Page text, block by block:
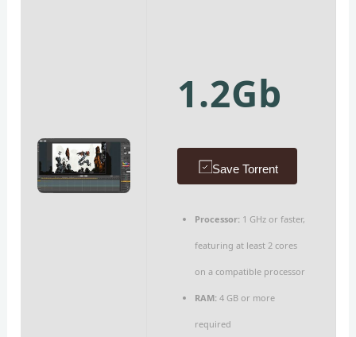
1.2Gb
Save Torrent
Processor:1 GHz or faster,
featuring at least 2 cores
on a compatible processor
RAM:4 GB or more
required